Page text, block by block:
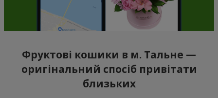
Фруктові кошики в м. Тальне —
оригінальний спосіб привітати
близьких